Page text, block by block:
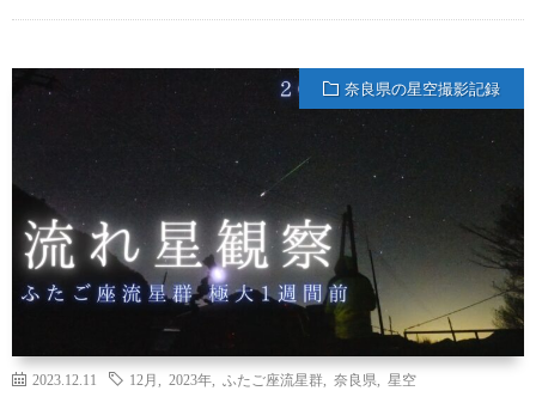
奈良県の星空撮影記録
2023.12.11 12月 2023年 ふたご座流星群 奈良県 星空